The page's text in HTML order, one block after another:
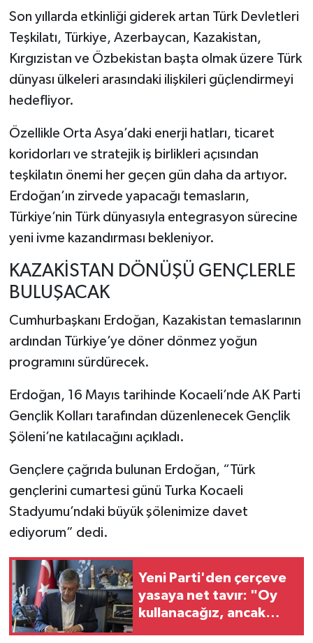
Son yıllarda etkinliği giderek artan Türk Devletleri
Teşkilatı, Türkiye, Azerbaycan, Kazakistan,
Kırgızistan ve Özbekistan başta olmak üzere Türk
dünyası ülkeleri arasındaki ilişkileri güçlendirmeyi
hedefliyor.
Özellikle Orta Asya’daki enerji hatları, ticaret
koridorları ve stratejik iş birlikleri açısından
teşkilatın önemi her geçen gün daha da artıyor.
Erdoğan’ın zirvede yapacağı temasların,
Türkiye’nin Türk dünyasıyla entegrasyon sürecine
yeni ivme kazandırması bekleniyor.
KAZAKİSTAN DÖNÜŞÜ GENÇLERLE
BULUŞACAK
Cumhurbaşkanı Erdoğan, Kazakistan temaslarının
ardından Türkiye’ye döner dönmez yoğun
programını sürdürecek.
Erdoğan, 16 Mayıs tarihinde Kocaeli’nde AK Parti
Gençlik Kolları tarafından düzenlenecek Gençlik
Şöleni’ne katılacağını açıkladı.
Gençlere çağrıda bulunan Erdoğan, “Türk
gençlerini cumartesi günü Turka Kocaeli
Stadyumu’ndaki büyük şölenimize davet
ediyorum” dedi.
Yeni Parti'den çerçeve
yasaya net tavır: "Oy
kullanacağız, ancak